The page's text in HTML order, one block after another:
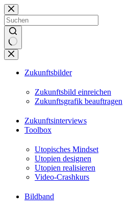
Zum
Inhalt
springen
Keine
Ergebnisse
Zukunftsbilder
Zukunftsbild einreichen
Zukunftsgrafik beauftragen
Zukunftsinterviews
Toolbox
Utopisches Mindset
Utopien designen
Utopien realisieren
Video-Crashkurs
Bildband